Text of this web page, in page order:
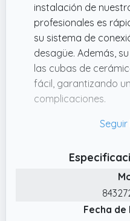
instalación de
profesionales es
su sistema de
desagüe. Además,
las cubas de
fácil, garantizando
complicaciones.
asiento acolchado y
de peluquería
durante las
o largas. Su diseño
las necesidades
Fecha